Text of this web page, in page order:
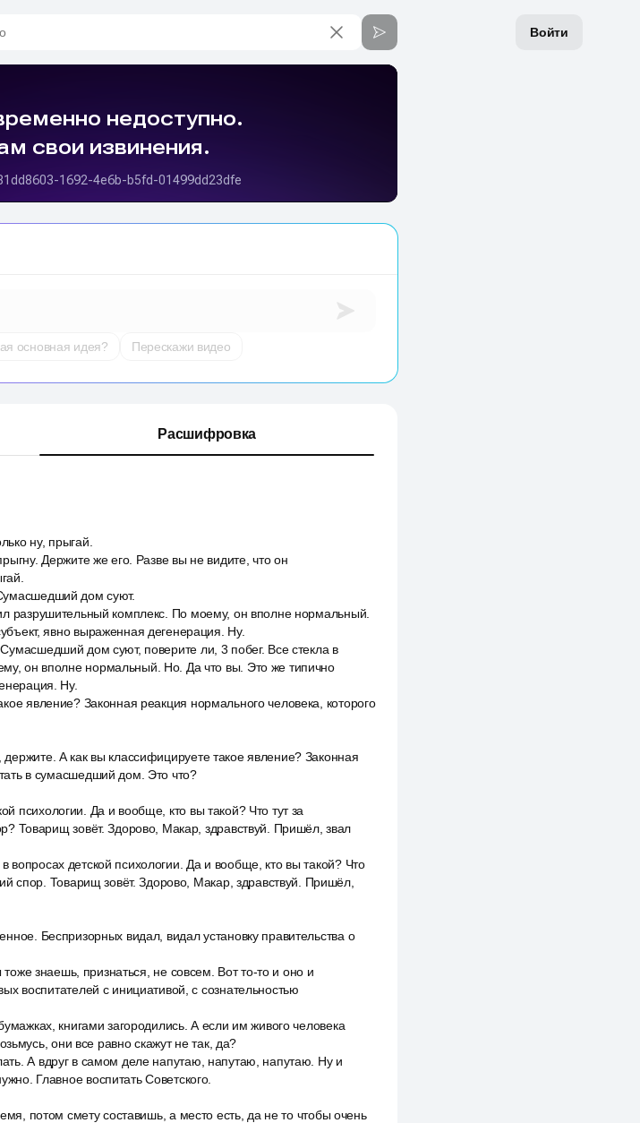
Войти
основная идея? Перескажи видео
Расшифровка
ну, прыгай.
Держите же его. Разве вы не видите, что он
дом суют.
разрушительный комплекс. По моему, он вполне нормальный.
явно выраженная дегенерация. Ну.
дом суют, поверите ли, 3 побег. Все стекла в
он вполне нормальный. Но. Да что вы. Это же типично
Ну.
явление? Законная реакция нормального человека, которого
А как вы классифицируете такое явление? Законная
в сумасшедший дом. Это что?
психологии. Да и вообще, кто вы такой? Что тут за
Товарищ зовёт. Здорово, Макар, здравствуй. Пришёл, звал
детской психологии. Да и вообще, кто вы такой? Что
спор. Товарищ зовёт. Здорово, Макар, здравствуй. Пришёл,
Беспризорных видал, видал установку правительства о
знаешь, признаться, не совсем. Вот то-то и оно и
воспитателей с инициативой, с сознательностью
книгами загородились. А если им живого человека
они все равно скажут не так, да?
А вдруг в самом деле напутаю, напутаю, напутаю. Ну и
Главное воспитать Советского.
потом смету составишь, а место есть, да не то чтобы очень